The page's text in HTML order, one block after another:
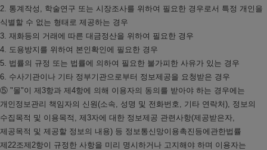
2. 통계작성, 학술연구 또는 시장조사를 위하여 필요한 경우로서 특정 개인을
식별할 수 없는 형태로 제공하는 경우
3. 재화등의 거래에 따른 대금정산을 위하여 필요한 경우
4. 도용방지를 위하여 본인확인에 필요한 경우
5. 법률의 규정 또는 법률에 의하여 필요한 불가피한 사유가 있는 경우
6. 수사기관이나 기타 정부기관으로부터 정보제공을 요청받은 경우
⑤ "몰"이 제3항과 제4항에 의해 이용자의 동의를 받아야 하는 경우에는
개인정보관리 책임자의 신원(소속, 성명 및 전화번호, 기타 연락처), 정보의
수집목적 및 이용목적, 제3자에 대한 정보제공 관련사항(제공받은자,
제공목적 및 제공할 정보의 내용) 등 정보통신망이용촉진등에관한법률
제22조제2항이 규정한 사항을 미리 명시하거나 고지해야 하며 이용자는